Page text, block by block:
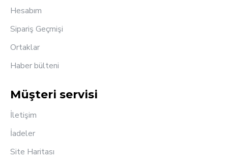
Hesabım
Sipariş Geçmişi
Ortaklar
Haber bülteni
Müşteri servisi
İletişim
İadeler
Site Haritası